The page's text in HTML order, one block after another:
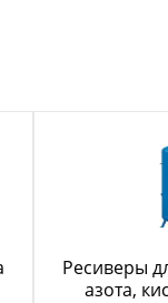
Ресиверы
азота,